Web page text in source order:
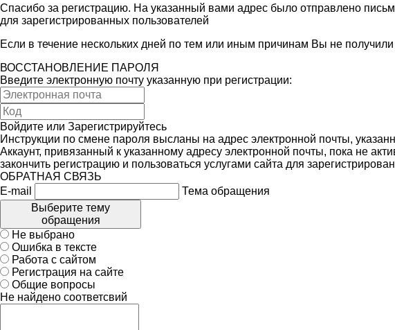
Спасибо за регистрацию. На указанный вами адрес было отправлено
для зарегистрированных пользователей
Если в течение нескольких дней по тем или иным причинам Вы не
ВОССТАНОВЛЕНИЕ ПАРОЛЯ
Введите электронную почту указанную при регистрации:
Войдите или Зарегистрируйтесь
Инструкции по смене пароля высланы на адрес электронной почты,
Аккаунт, привязанный к указанному адресу электронной почты, пока не
закончить регистрацию и пользоваться услугами сайта для
ОБРАТНАЯ СВЯЗЬ
E-mail
Тема обращения
Выберите тему
обращения
Не выбрано
Ошибка в тексте
Работа с сайтом
Регистрация на сайте
Общие вопросы
Не найдено соответсвий